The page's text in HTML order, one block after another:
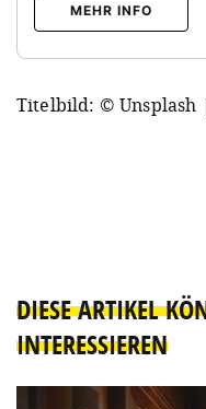
MEHR INFO
Titelbild: © Unsplash
DIESE ARTIKEL
INTERESSIEREN